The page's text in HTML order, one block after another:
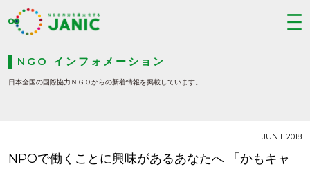
NGO インフォメーション
日本全国の国際協力ＮＧＯからの新着情報を掲載しています。
NPOで働くことに興味があるあなたへ 「かもキャ
JUN.11.2018